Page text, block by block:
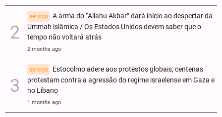
serviço
A arma do “Allahu Akbar” dará início ao despertar da
Ummah islâmica / Os Estados Unidos devem saber que o
tempo não voltará atrás
2 months ago
serviço
Estocolmo adere aos protestos globais; centenas
protestam contra a agressão do regime israelense em Gaza e
no Líbano
1 months ago